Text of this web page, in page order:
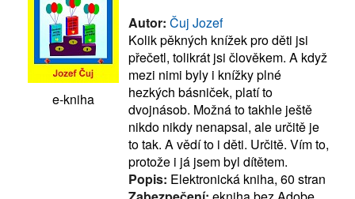
e-kniha
Autor: Čuj Jozef
Kolik pěkných knížek pro děti jsi
přečetl, tolikrát jsi člověkem. A když
mezi nimi byly i knížky plné
hezkých básniček, platí to
dvojnásob. Možná to takhle ještě
nikdo nikdy nenapsal, ale určitě je
to tak. A vědí to i děti. Určitě. Vím to,
protože i já jsem byl dítětem.
Popis: Elektronická kniha, 60 stran